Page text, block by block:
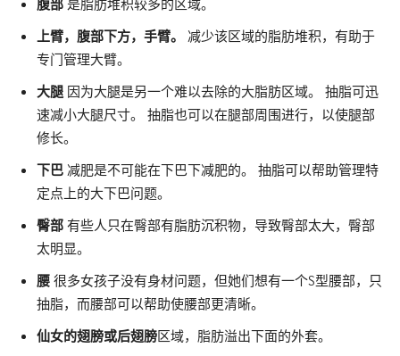
上臂，腹部下方，手臂。
减少该区域的脂肪堆积，有助于
专门管理大臂。
大腿 因为大腿是另一个难以去除的大脂肪区域。 抽脂可迅
速减小大腿尺寸。 抽脂也可以在腿部周围进行，以使腿部
修长。
下巴 减肥是不可能在下巴下减肥的。 抽脂可以帮助管理特
定点上的大下巴问题。
臀部 有些人只在臀部有脂肪沉积物，导致臀部太大，臀部
太明显。
腰 很多女孩子没有身材问题，但她们想有一个S型腰部，只
抽脂，而腰部可以帮助使腰部更清晰。
仙女的翅膀或后翅膀区域，脂肪溢出下面的外套。